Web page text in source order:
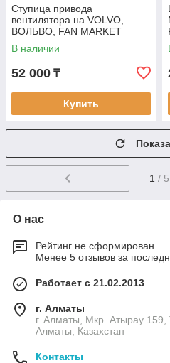
Ступица привода
вентилятора на VOLVO,
ВОЛЬВО, FAN MARKET
YP009
В наличии
52 000 ₸
Купить
1 / 5
О нас
Рейтинг не сформирован
Менее 5 отзывов за
Работает с 21.02.2013
г. Алматы
г. Алматы, Мкр. Атырау
Алматы, Казахстан
Контакты